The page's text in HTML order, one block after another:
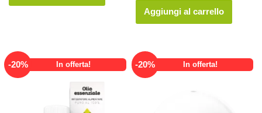
era:
è:
originale
era:
attuale
è:
Aggiungi al carrello
-20% In offerta! -20% In offerta!